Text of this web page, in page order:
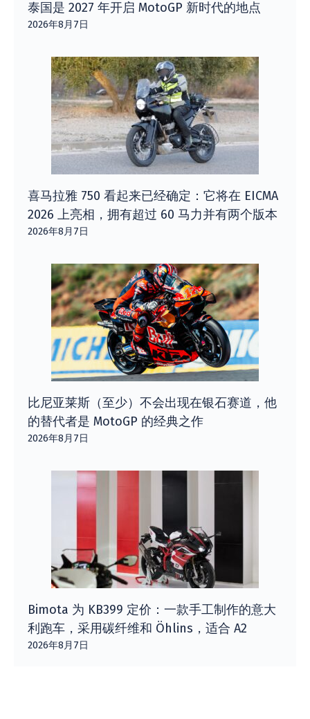
泰国是 2027 年开启 MotoGP 新时代的地点
2026年8月7日
喜马拉雅 750 看起来已经确定：它将在 EICMA
2026 上亮相，拥有超过 60 马力并有两个版本
2026年8月7日
比尼亚莱斯（至少）不会出现在银石赛道，他
的替代者是 MotoGP 的经典之作
2026年8月7日
Bimota 为 KB399 定价：一款手工制作的意大
利跑车，采用碳纤维和 Öhlins，适合 A2
2026年8月7日